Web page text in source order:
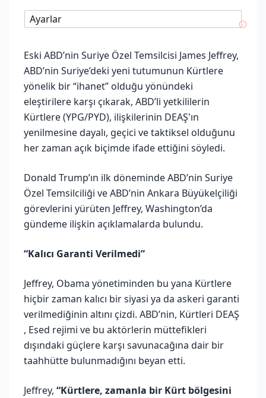
Ayarlar
Eski ABD’nin Suriye Özel Temsilcisi James Jeffrey,
ABD’nin Suriye’deki yeni tutumunun Kürtlere
yönelik bir “ihanet” olduğu yönündeki
eleştirilere karşı çıkarak, ABD’li yetkililerin
Kürtlere (YPG/PYD), ilişkilerinin DEAŞ'ın
yenilmesine dayalı, geçici ve taktiksel olduğunu
her zaman açık biçimde ifade ettiğini söyledi.
Donald Trump’ın ilk döneminde ABD’nin Suriye
Özel Temsilciliği ve ABD’nin Ankara Büyükelçiliği
görevlerini yürüten Jeffrey, Washington’da
gündeme ilişkin açıklamalarda bulundu.
“Kalıcı Garanti Verilmedi”
Jeffrey, Obama yönetiminden bu yana Kürtlere
hiçbir zaman kalıcı bir siyasi ya da askeri garanti
verilmediğinin altını çizdi. ABD’nin, Kürtleri DEAŞ
, Esed rejimi ve bu aktörlerin müttefikleri
dışındaki güçlere karşı savunacağına dair bir
taahhütte bulunmadığını beyan etti.
Jeffrey, “Kürtlere, zamanla bir Kürt bölgesini